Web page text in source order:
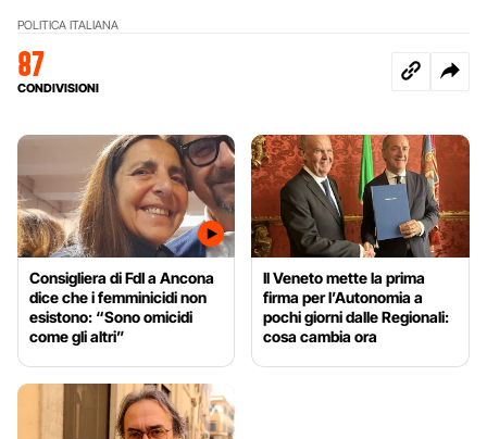
POLITICA ITALIANA
87
CONDIVISIONI
Consigliera di FdI a Ancona
dice che i femminicidi non
esistono: “Sono omicidi
come gli altri”
Il Veneto mette la prima
firma per l’Autonomia a
pochi giorni dalle Regionali:
cosa cambia ora